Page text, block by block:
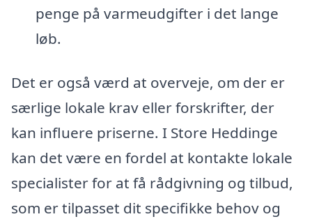
penge på varmeudgifter i det lange
løb.
Det er også værd at overveje, om der er
særlige lokale krav eller forskrifter, der
kan influere priserne. I Store Heddinge
kan det være en fordel at kontakte lokale
specialister for at få rådgivning og tilbud,
som er tilpasset dit specifikke behov og